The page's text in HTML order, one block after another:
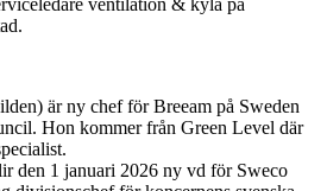
ventilation & kyla på
är ny chef för Breeam på Sweden
Hon kommer från Green Level där
den 1 januari 2026 ny vd för Sweco